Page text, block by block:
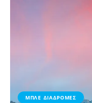
ΜΠΛΕ ΔΙΑΔΡΟΜΕΣ